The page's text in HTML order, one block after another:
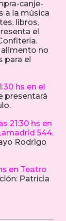
canje-
a la música
libros,
el
alimento no
para el
hs en el
presentará
21:30 hs en
544.
Rodrigo
en Teatro
Patricia